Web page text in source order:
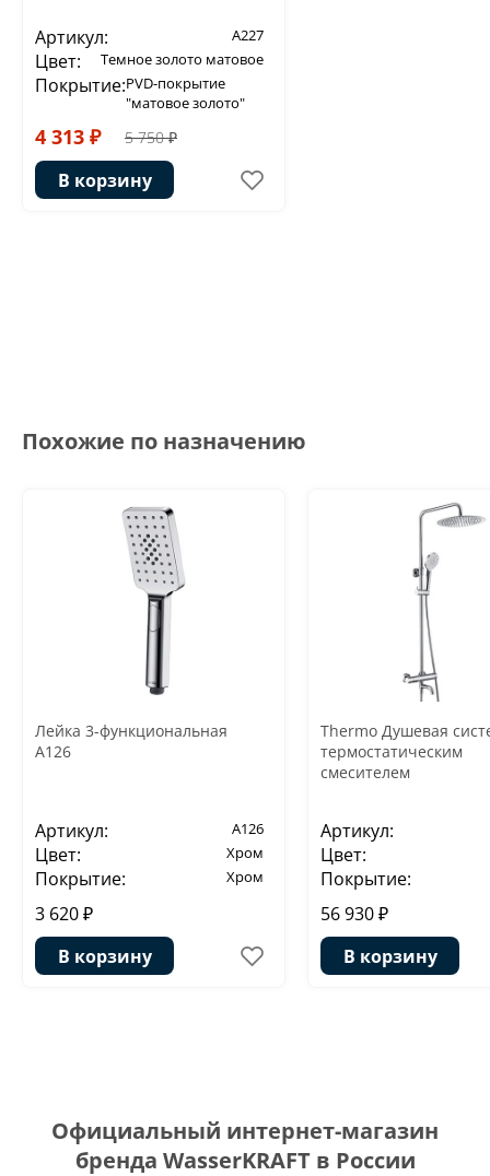
Артикул: A227
Цвет: Темное золото матовое
Покрытие:PVD-покрытие
"матовое золото"
4 313 ₽ 5 750 ₽
В корзину
Похожие по назначению
Лейка 3-функциональная
A126
Артикул: A126
Цвет: Хром
Покрытие: Хром
3 620 ₽
В корзину
Thermo Душевая
термостатическим
смесителем
Артикул:
Цвет:
Покрытие:
56 930 ₽
В корзину
Официальный интернет-магазин
бренда WasserKRAFT в России